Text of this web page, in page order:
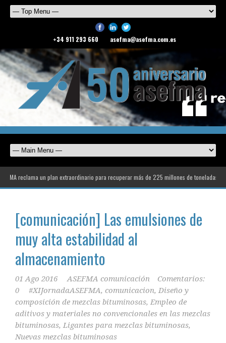
+34 911 293 660 asefma@asefma.com.es
reclama un plan extraordinario para recuperar más de 225 millones de toneladas de
[comunicación] Las emulsiones de
muy alta estabilidad al
almacenamiento
01 Ago 2016 ASEFMA comunicación
Comentarios:
0
#XIJornadaASEFMA, comunicacion, Diseño y
composición de mezclas bituminosas, Empleo de
aditivos y materiales no convencionales en las mezclas
bituminosas, Ligantes para mezclas bituminosas,
Nuevas mezclas bituminosas